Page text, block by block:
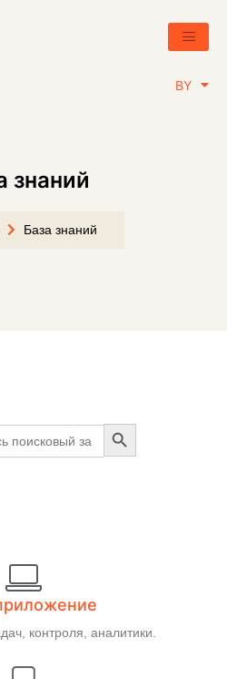
BY
EN
знаний
База знаний
Search Button
контроля, аналитики.